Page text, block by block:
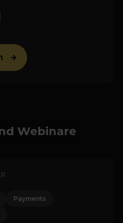
Webinare
Payments